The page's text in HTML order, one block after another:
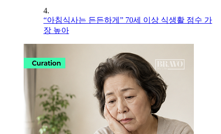
4.
“아침식사는 든든하게” 70세 이상 식생활 점수 가
장 높아